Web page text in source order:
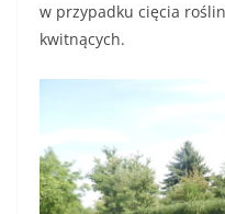
w przypadku cięcia
kwitnących.